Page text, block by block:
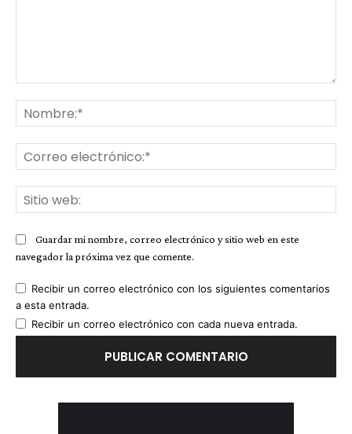
Guardar mi nombre, correo electrónico y sitio web en este
navegador la próxima vez que comente.
Recibir un correo electrónico con los siguientes comentarios
a esta entrada.
Recibir un correo electrónico con cada nueva entrada.